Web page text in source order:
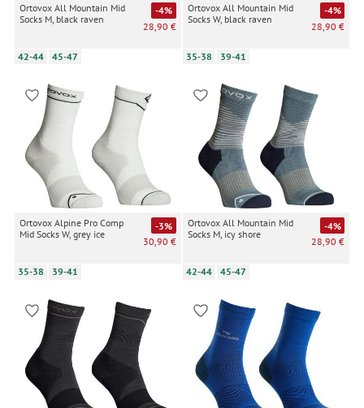
Ortovox All Mountain Mid
Socks M, black raven
-4%
28,90 €
42-44 45-47
Ortovox All Mountain Mid
Socks W, black raven
-4%
28,90 €
35-38 39-41
Ortovox Alpine Pro Comp
Mid Socks W, grey ice
-3%
30,90 €
35-38 39-41
Ortovox All Mountain Mid
Socks M, icy shore
-4%
28,90 €
42-44 45-47